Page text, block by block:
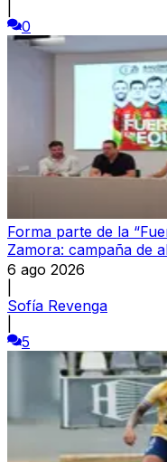
0
Forma parte de la
Zamora: campaña de
6 ago 2026
Sofía Revenga
5